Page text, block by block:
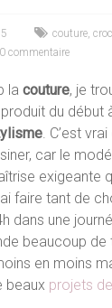
couture,
0 commentaire
la couture, je
du début
. C’est
car le
exigeante
faire tant de
dans une
beaucoup de
en moins
beaux projets